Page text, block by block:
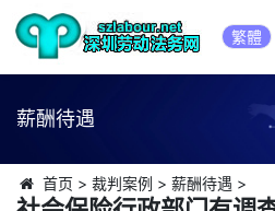
繁體
薪酬待遇
首页 > 裁判案例 > 薪酬待遇 >